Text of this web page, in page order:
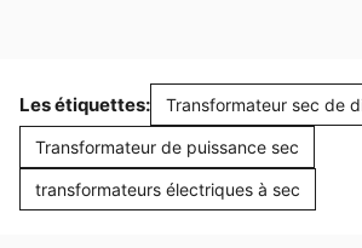
Les étiquettes: Transformateur sec de
Transformateur de puissance sec
transformateurs électriques à sec